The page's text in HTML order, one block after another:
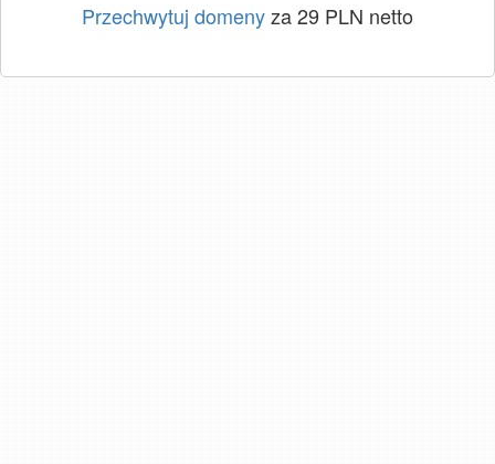
Przechwytuj domenyza 29 PLN netto